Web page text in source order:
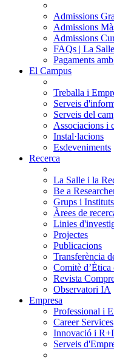
Admissions
Admissions
Admissions
FAQs | La
Pagaments
El Campus
Treballa i
Serveis
Serveis del
Associacions i
Instal·lacions
Esdeveniments
Recerca
La Salle i la
Be a
Grups i Instituts
Àrees de
Linies
Projectes
Publicacions
Transferència
Comitè d’Ètica
Revista
Observatori IA
Empresa
Professional i
Career Services
Innovació i
Serveis